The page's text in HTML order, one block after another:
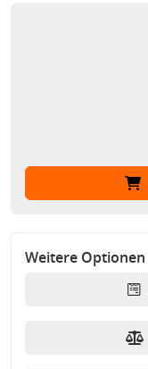
Weitere Optionen